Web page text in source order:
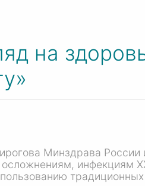
на
Минздрава России
инфекциям